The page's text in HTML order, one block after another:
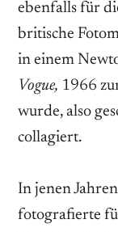
ebenfalls für
britische
in einem
Vogue, 1966
wurde, also
collagiert.
In jenen
fotografierte